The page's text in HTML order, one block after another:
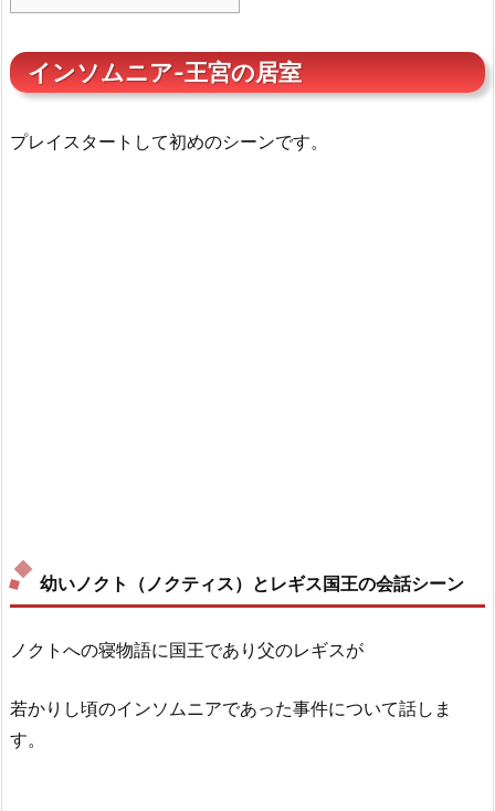
インソムニア-王宮の居室
プレイスタートして初めのシーンです。
幼いノクト（ノクティス）とレギス国王の会話シーン
ノクトへの寝物語に国王であり父のレギスが
若かりし頃のインソムニアであった事件について話しま
す。